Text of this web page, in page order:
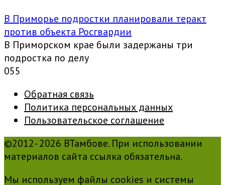
В Приморье подростки планировали теракт
против объекта Росгвардии
В Приморском крае были задержаны три
подростка по делу
055
Обратная связь
Политика персональных данных
Пользовательское соглашение
©2012- 2026 ВТамбове. При использовании
материалов сайта ссылка обязательна.
Мы используем файлы cookies и системы